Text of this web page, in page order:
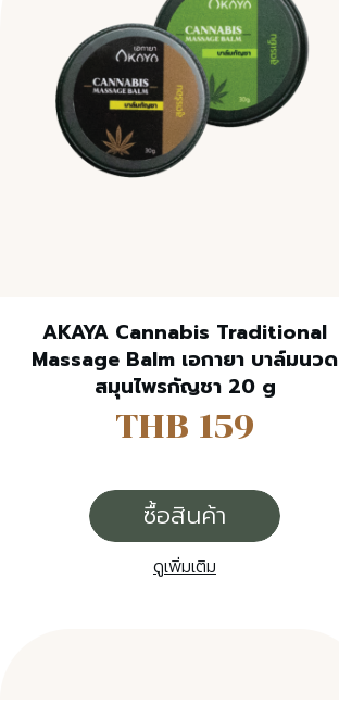
AKAYA Cannabis Traditional
Massage Balm เอกายา บาล์มนวด
สมุนไพรกัญชา 20 g
THB 159
ซื้อสินค้า
ดูเพิ่มเติม